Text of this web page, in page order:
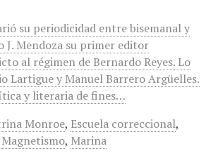
su periodicidad entre bisemanal y
J. Mendoza su primer editor
al régimen de Bernardo Reyes. Lo
Lartigue y Manuel Barrero Argüelles.
y literaria de fines…
Monroe, Escuela correccional,
Magnetismo, Marina